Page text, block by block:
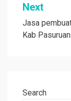
Next
Jasa
Kab Pasuruan
Search